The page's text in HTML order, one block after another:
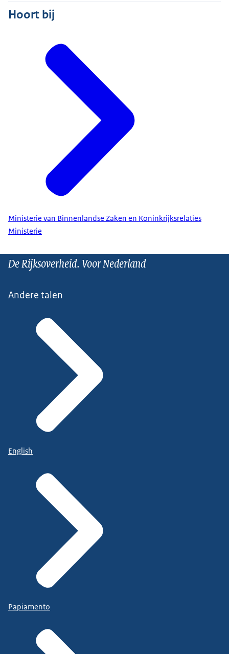
Hoort bij
Ministerie van Binnenlandse Zaken en Koninkrijksrelaties
Ministerie
De Rijksoverheid. Voor Nederland
Andere talen
English
Papiamento